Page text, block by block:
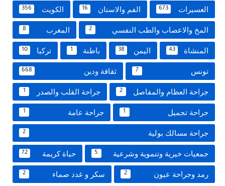
العسيرات 673 الفم والاسنان 16 الكويت 356
المخ والاعصاب والطب النفسي 2 المغرب 8
المنشاة 43 اليمن 38 باطنة 1 تركيا 10
تونس 7 ثقافة ودين 668
جراحة العظام والمفاصل 2 جراحة القلب والصدر 1
جراحة تجميل 1 جراحة عامة 1
جراحة مسالك بولية 2
جمعيات خيرية وتنموية وشرعية 5 حياة كريمة 72
رمد وجراحة عيون 2 سكر و غدد صماء 2